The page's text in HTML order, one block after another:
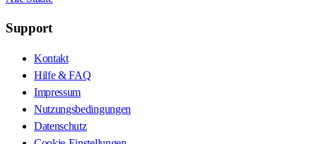
Support
Kontakt
Hilfe & FAQ
Impressum
Nutzungsbedingungen
Datenschutz